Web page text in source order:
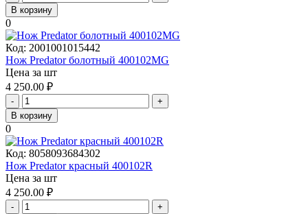
В корзину
0
Код: 2001001015442
Нож Predator болотный 400102MG
Цена за шт
4 250.00 ₽
-
+
В корзину
0
Код: 8058093684302
Нож Predator красный 400102R
Цена за шт
4 250.00 ₽
-
+